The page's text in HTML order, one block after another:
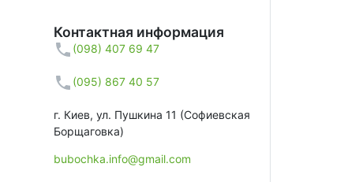
Контактная информация
(098) 407 69 47
(095) 867 40 57
г. Киев, ул. Пушкина 11 (Софиевская
Борщаговка)
bubochka.info@gmail.com